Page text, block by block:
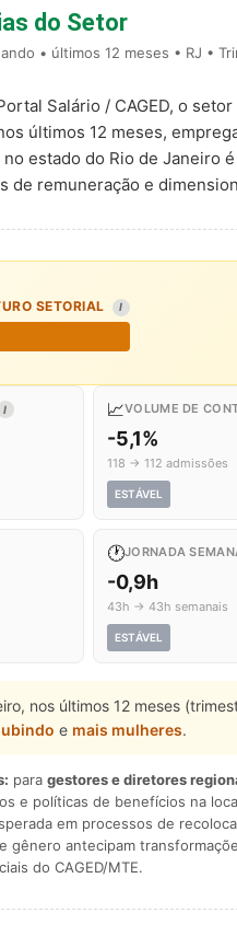
do Setor
• últimos 12 meses • RJ •
Salário / CAGED, o setor
últimos 12 meses,
estado do Rio de Janeiro é
de remuneração e
SETORIAL I
I 📈VOLUME DE
-5,1%
118 → 112 admissões
ESTÁVEL
🕐JORNADA
-0,9h
43h → 43h semanais
ESTÁVEL
nos últimos 12 meses
e mais mulheres.
para gestores e diretores
e políticas de benefícios na
em processos de
gênero antecipam
do CAGED/MTE.